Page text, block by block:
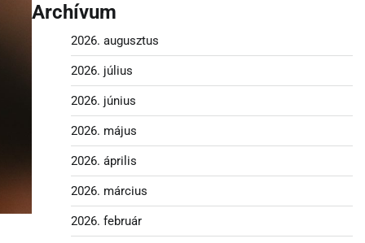
Archívum
2026. augusztus
2026. július
2026. június
2026. május
2026. április
2026. március
2026. február